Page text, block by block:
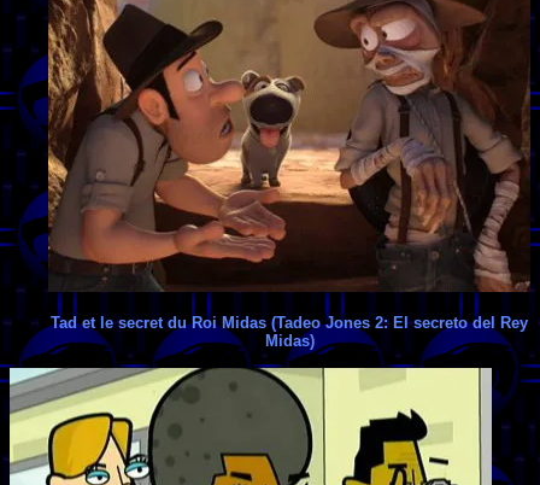
Tad et le secret du Roi Midas (Tadeo Jones 2: El secreto del Rey
Midas)